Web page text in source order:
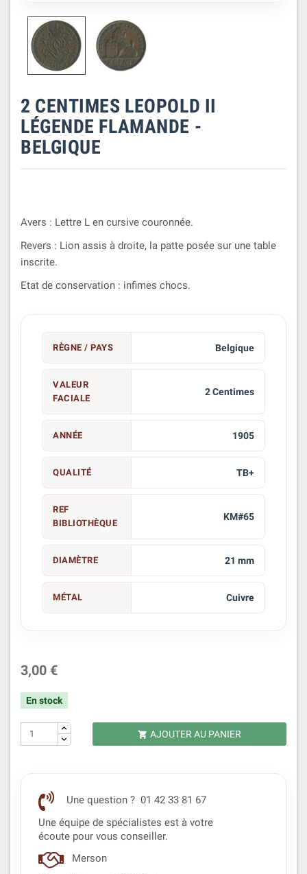
2 CENTIMES LEOPOLD II
LÉGENDE FLAMANDE -
BELGIQUE
Avers : Lettre L en cursive couronnée.
Revers : Lion assis à droite, la patte posée sur une table
inscrite.
Etat de conservation : infimes chocs.
RÈGNE / PAYS Belgique
VALEUR
FACIALE
2 Centimes
ANNÉE 1905
QUALITÉ TB+
REF
BIBLIOTHÈQUE
KM#65
DIAMÈTRE 21 mm
MÉTAL Cuivre
3,00 €
En stock
 AJOUTER AU PANIER
Une question ? 01 42 33 81 67
Une équipe de spécialistes est à votre
écoute pour vous conseiller.
Merson